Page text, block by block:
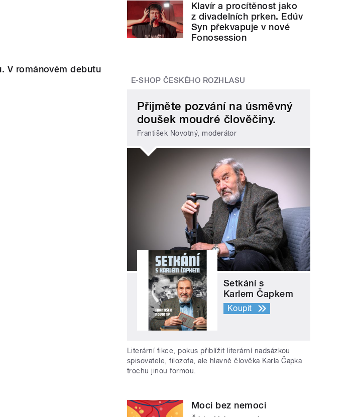
V románovém debutu
Klavír a procítěnost jako
z divadelních prken. Edúv
Syn překvapuje v nové
Fonosession
E-SHOP ČESKÉHO ROZHLASU
Přijměte pozvání na úsměvný
doušek moudré člověčiny.
František Novotný, moderátor
Setkání s
Karlem Čapkem
Koupit
Literární fikce, pokus přiblížit literární nadsázkou
spisovatele, filozofa, ale hlavně člověka Karla Čapka
trochu jinou formou.
Moci bez nemoci